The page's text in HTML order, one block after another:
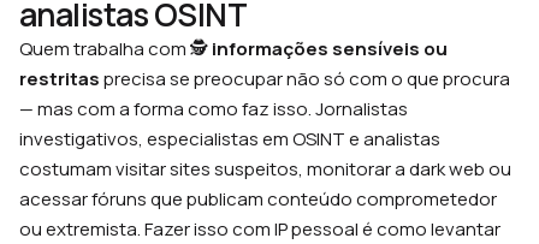
analistas OSINT
Quem trabalha com 🕵informações sensíveis ou
restritasprecisa se preocupar não só com o que procura
— mas com a forma como faz isso. Jornalistas
investigativos, especialistas em OSINT e analistas
costumam visitar sites suspeitos, monitorar a dark web ou
acessar fóruns que publicam conteúdo comprometedor
ou extremista. Fazer isso com IP pessoal é como levantar